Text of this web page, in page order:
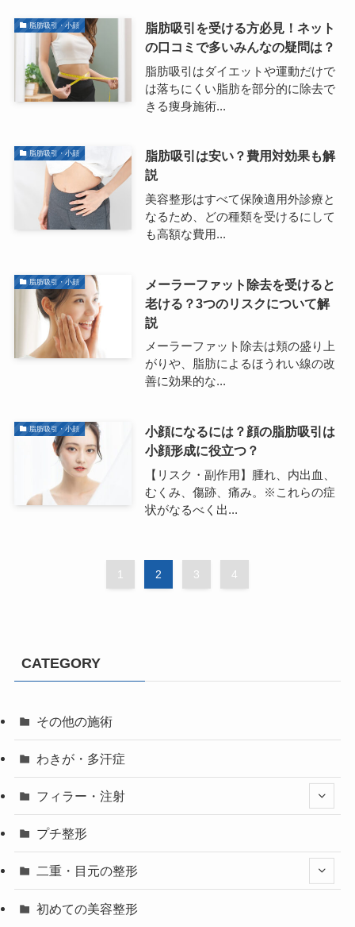
脂肪吸引・小顔
脂肪吸引を受ける方必見！ネット
の口コミで多いみんなの疑問は？
脂肪吸引はダイエットや運動だけで
は落ちにくい脂肪を部分的に除去で
きる痩身施術...
脂肪吸引・小顔
脂肪吸引は安い？費用対効果も解
説
美容整形はすべて保険適用外診療と
なるため、どの種類を受けるにして
も高額な費用...
脂肪吸引・小顔
メーラーファット除去を受けると
老ける？3つのリスクについて解
説
メーラーファット除去は頬の盛り上
がりや、脂肪によるほうれい線の改
善に効果的な...
脂肪吸引・小顔
小顔になるには？顔の脂肪吸引は
小顔形成に役立つ？
【リスク・副作用】腫れ、内出血、
むくみ、傷跡、痛み。※これらの症
状がなるべく出...
1 2 3 4
CATEGORY
その他の施術
わきが・多汗症
フィラー・注射
プチ整形
二重・目元の整形
初めての美容整形